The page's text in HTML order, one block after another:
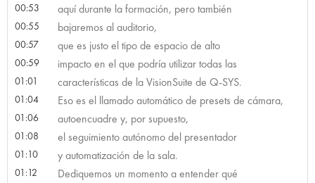
00:53 aquí durante la formación, pero también
00:55 bajaremos al auditorio,
00:57 que es justo el tipo de espacio de alto
00:59 impacto en el que podría utilizar todas las
01:01 características de la VisionSuite de Q-SYS.
01:04 Eso es el llamado automático de presets de cámara,
01:06 autoencuadre y, por supuesto,
01:08 el seguimiento autónomo del presentador
01:10 y automatización de la sala.
01:12 Dediquemos un momento a entender qué